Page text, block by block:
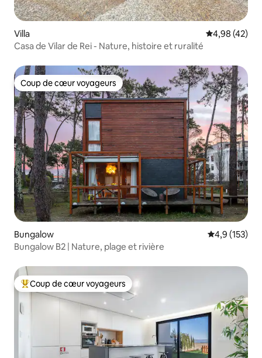
Villa Évaluation
4,98 (42)
Casa de Vilar de Rei - Nature, histoire et ruralité
Coup de cœur voyageurs
Coup de cœur voyageurs
Bungalow Évaluation
4,9 (153)
Bungalow B2 | Nature, plage et rivière
Coups de cœur voyageurs les plus appréciés
Coup de cœur voyageurs